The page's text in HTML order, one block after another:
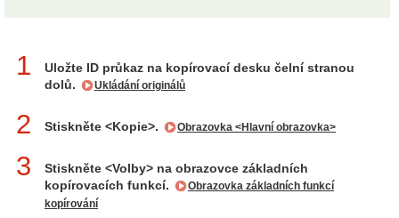
1
Uložte ID průkaz na kopírovací desku čelní stranou
dolů.
Ukládání originálů
2 Stiskněte <Kopie>. Obrazovka <Hlavní obrazovka>
3
Stiskněte <Volby> na obrazovce základních
kopírovacích funkcí.
Obrazovka základních funkcí
kopírování